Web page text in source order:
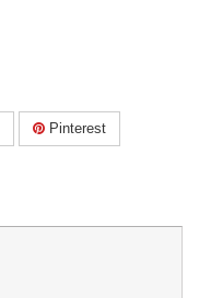
Pinterest